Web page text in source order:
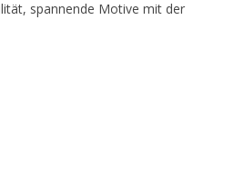
spannende Motive mit der